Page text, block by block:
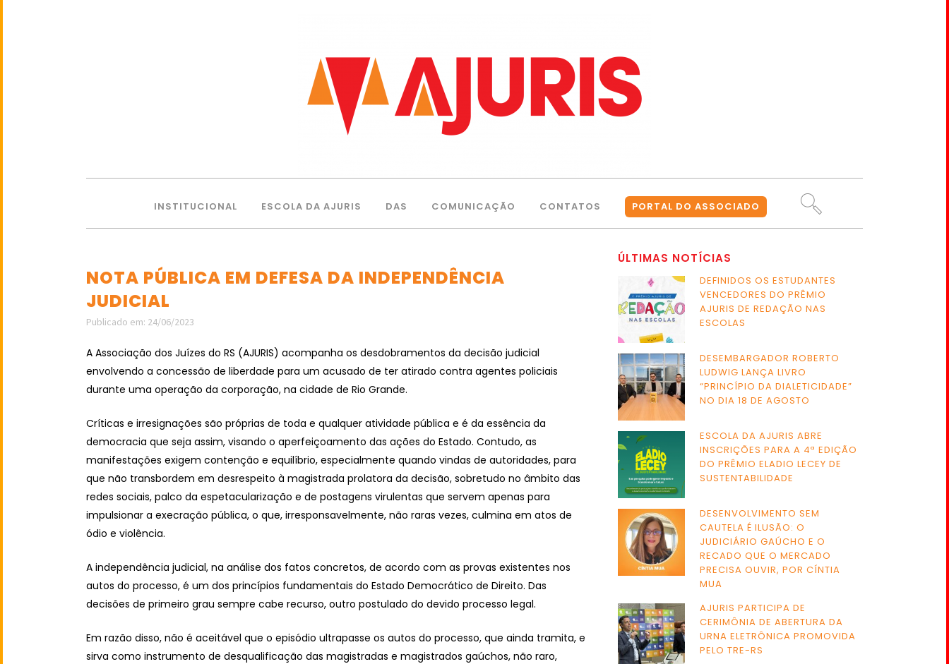
INSTITUCIONAL ESCOLA DA AJURIS DAS COMUNICAÇÃO CONTATOS PORTAL DO ASSOCIADO
NOTA PÚBLICA EM DEFESA DA INDEPENDÊNCIA
JUDICIAL
Publicado em: 24/06/2023
A Associação dos Juízes do RS (AJURIS) acompanha os desdobramentos da decisão judicial
envolvendo a concessão de liberdade para um acusado de ter atirado contra agentes policiais
durante uma operação da corporação, na cidade de Rio Grande.
Críticas e irresignações são próprias de toda e qualquer atividade pública e é da essência da
democracia que seja assim, visando o aperfeiçoamento das ações do Estado. Contudo, as
manifestações exigem contenção e equilíbrio, especialmente quando vindas de autoridades, para
que não transbordem em desrespeito à magistrada prolatora da decisão, sobretudo no âmbito das
redes sociais, palco da espetacularização e de postagens virulentas que servem apenas para
impulsionar a execração pública, o que, irresponsavelmente, não raras vezes, culmina em atos de
ódio e violência.
A independência judicial, na análise dos fatos concretos, de acordo com as provas existentes nos
autos do processo, é um dos princípios fundamentais do Estado Democrático de Direito. Das
decisões de primeiro grau sempre cabe recurso, outro postulado do devido processo legal.
Em razão disso, não é aceitável que o episódio ultrapasse os autos do processo, que ainda tramita, e
sirva como instrumento de desqualificação das magistradas e magistrados gaúchos, não raro,
ÚLTIMAS NOTÍCIAS
DEFINIDOS OS ESTUDANTES
VENCEDORES DO PRÊMIO
AJURIS DE REDAÇÃO NAS
ESCOLAS
DESEMBARGADOR ROBERTO
LUDWIG LANÇA LIVRO
“PRINCÍPIO DA DIALETICIDADE”
NO DIA 18 DE AGOSTO
ESCOLA DA AJURIS ABRE
INSCRIÇÕES PARA A 4ª EDIÇÃO
DO PRÊMIO ELADIO LECEY DE
SUSTENTABILIDADE
DESENVOLVIMENTO SEM
CAUTELA É ILUSÃO: O
JUDICIÁRIO GAÚCHO E O
RECADO QUE O MERCADO
PRECISA OUVIR, POR CÍNTIA
MUA
AJURIS PARTICIPA DE
CERIMÔNIA DE ABERTURA DA
URNA ELETRÔNICA PROMOVIDA
PELO TRE-RS